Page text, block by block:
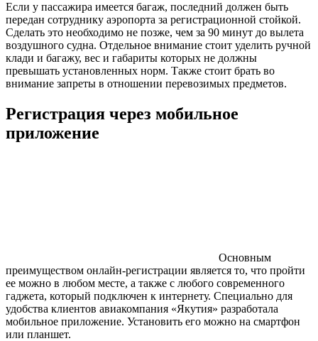
Если у пассажира имеется багаж, последний должен быть
передан сотруднику аэропорта за регистрационной стойкой.
Сделать это необходимо не позже, чем за 90 минут до вылета
воздушного судна. Отдельное внимание стоит уделить ручной
клади и багажу, вес и габариты которых не должны
превышать установленных норм. Также стоит брать во
внимание запреты в отношении перевозимых предметов.
Регистрация через мобильное
приложение
Основным
преимуществом онлайн-регистрации является то, что пройти
ее можно в любом месте, а также с любого современного
гаджета, который подключен к интернету. Специально для
удобства клиентов авиакомпания «Якутия» разработала
мобильное приложение. Установить его можно на смартфон
или планшет.